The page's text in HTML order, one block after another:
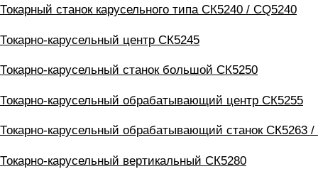
Токарный станок карусельного типа СК5240 / CQ5240
Токарно-карусельный центр СК5245
Токарно-карусельный станок большой СК5250
Токарно-карусельный обрабатывающий центр СК5255
Токарно-карусельный обрабатывающий станок СК5263 /
Токарно-карусельный вертикальный СК5280